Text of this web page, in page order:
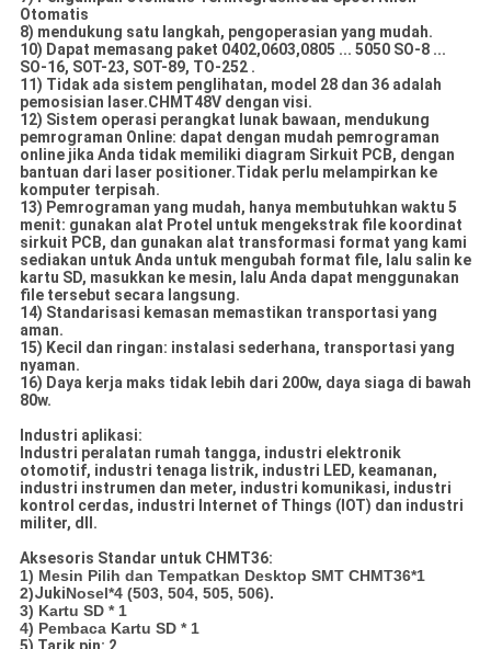
Otomatis
8) mendukung satu langkah, pengoperasian yang mudah.
10) Dapat memasang paket 0402,0603,0805 ... 5050 SO-8 ...
SO-16, SOT-23, SOT-89, TO-252 .
11) Tidak ada sistem penglihatan, model 28 dan 36 adalah
pemosisian laser.CHMT48V dengan visi.
12) Sistem operasi perangkat lunak bawaan, mendukung
pemrograman Online: dapat dengan mudah pemrograman
online jika Anda tidak memiliki diagram Sirkuit PCB, dengan
bantuan dari laser positioner.Tidak perlu melampirkan ke
komputer terpisah.
13) Pemrograman yang mudah, hanya membutuhkan waktu 5
menit: gunakan alat Protel untuk mengekstrak file koordinat
sirkuit PCB, dan gunakan alat transformasi format yang kami
sediakan untuk Anda untuk mengubah format file, lalu salin ke
kartu SD, masukkan ke mesin, lalu Anda dapat menggunakan
file tersebut secara langsung.
14) Standarisasi kemasan memastikan transportasi yang
aman.
15) Kecil dan ringan: instalasi sederhana, transportasi yang
nyaman.
16) Daya kerja maks tidak lebih dari 200w, daya siaga di bawah
80w.
Industri aplikasi:
Industri peralatan rumah tangga, industri elektronik
otomotif, industri tenaga listrik, industri LED, keamanan,
industri instrumen dan meter, industri komunikasi, industri
kontrol cerdas, industri Internet of Things (IOT) dan industri
militer, dll.
Aksesoris Standar untuk CHMT36:
1) Mesin Pilih dan Tempatkan Desktop SMT CHMT36*1
2)JukiNosel*4 (503, 504, 505, 506).
3) Kartu SD * 1
4) Pembaca Kartu SD * 1